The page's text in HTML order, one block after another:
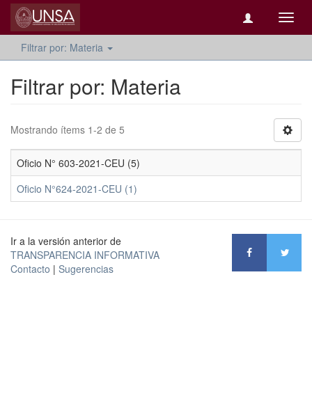
Filtrar por: Materia
Filtrar por: Materia
Mostrando ítems 1-2 de 5
Oficio N° 603-2021-CEU (5)
Oficio N°624-2021-CEU (1)
Ir a la versión anterior de
TRANSPARENCIA INFORMATIVA
Contacto | Sugerencias